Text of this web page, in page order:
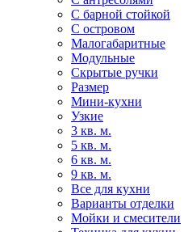
С барной стойкой
С островом
Малогабаритные
Модульные
Скрытые ручки
Размер
Мини-кухни
Узкие
3 кв. м.
5 кв. м.
6 кв. м.
9 кв. м.
Все для кухни
Варианты отделки
Мойки и смесители